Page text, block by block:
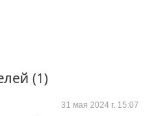
(1)
31 мая 2024 г. 15:07